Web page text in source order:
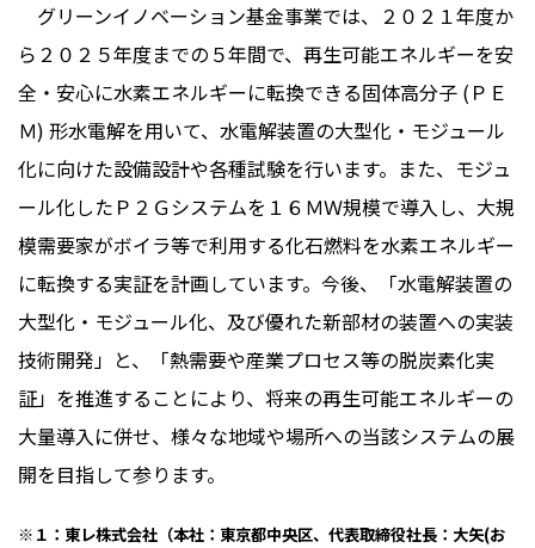
グリーンイノベーション基金事業では、２０２１年度か
ら２０２５年度までの５年間で、再生可能エネルギーを安
全・安心に水素エネルギーに転換できる固体高分子 ( ＰＥ
Ｍ) 形水電解を用いて、水電解装置の大型化・モジュール
化に向けた設備設計や各種試験を行います。また、モジュ
ール化したＰ２Ｇシステムを１６ＭＷ規模で導入し、大規
模需要家がボイラ等で利用する化石燃料を水素エネルギー
に転換する実証を計画しています。今後、「水電解装置の
大型化・モジュール化、及び優れた新部材の装置への実装
技術開発」と、「熱需要や産業プロセス等の脱炭素化実
証」を推進することにより、将来の再生可能エネルギーの
大量導入に併せ、様々な地域や場所への当該システムの展
開を目指して参ります。
※１：東レ株式会社（本社：東京都中央区、代表取締役社長： 大矢(お